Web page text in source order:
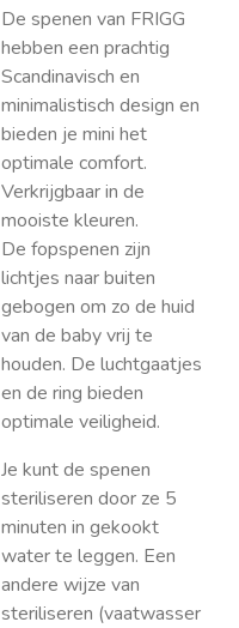
De spenen van FRIGG
hebben een prachtig
Scandinavisch en
minimalistisch design en
bieden je mini het
optimale comfort.
Verkrijgbaar in de
mooiste kleuren.
De fopspenen zijn
lichtjes naar buiten
gebogen om zo de huid
van de baby vrij te
houden. De luchtgaatjes
en de ring bieden
optimale veiligheid.
Je kunt de spenen
steriliseren door ze 5
minuten in gekookt
water te leggen. Een
andere wijze van
steriliseren (vaatwasser